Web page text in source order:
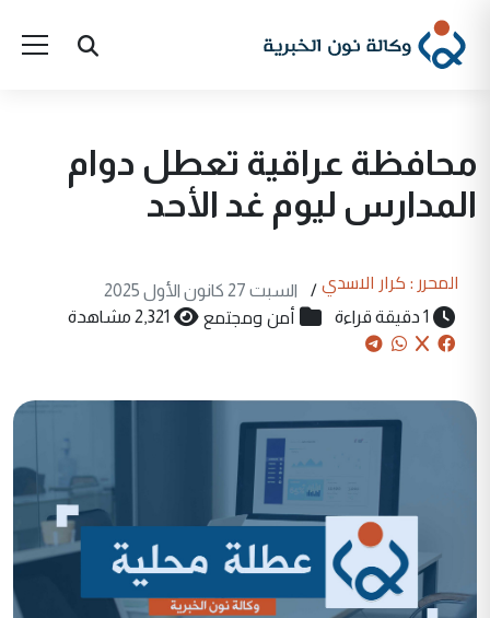
محافظة عراقية تعطل دوام
المدارس ليوم غد الأحد
المحرر : كرار الاسدي /
السبت 27 كانون الأول 2025
1 دقيقة قراءة
أمن ومجتمع 2,321 مشاهدة